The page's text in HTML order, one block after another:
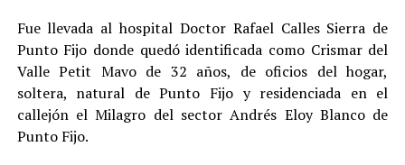
Fue llevada al hospital Doctor Rafael Calles Sierra de
Punto Fijo donde quedó identificada como Crismar del
Valle Petit Mavo de 32 años, de oficios del hogar,
soltera, natural de Punto Fijo y residenciada en el
callejón el Milagro del sector Andrés Eloy Blanco de
Punto Fijo.